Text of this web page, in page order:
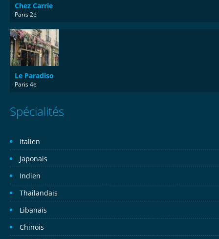
Chez Carrie
Paris 2e
Le Paradiso
Paris 4e
Spécialités
Italien
Japonais
Indien
Thailandais
Libanais
Chinois